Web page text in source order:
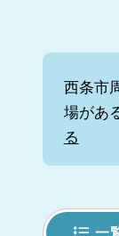
西条市
場があ
る